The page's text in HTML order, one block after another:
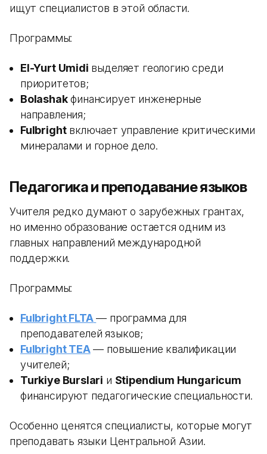
ищут специалистов в этой области.
Программы:
El-Yurt Umidi выделяет геологию среди
приоритетов;
Bolashakфинансирует инженерные
направления;
Fulbrightвключает управление критическими
минералами и горное дело.
Педагогика и преподавание языков
Учителя редко думают о зарубежных грантах,
но именно образование остается одним из
главных направлений международной
поддержки.
Программы:
Fulbright FLTA — программа для
преподавателей языков;
Fulbright TEA— повышение квалификации
учителей;
Turkiye Burslari и Stipendium Hungaricum
финансируют педагогические специальности.
Особенно ценятся специалисты, которые могут
преподавать языки Центральной Азии.